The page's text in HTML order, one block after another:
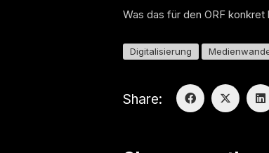
Was das für den ORF konkret
Digitalisierung
Share: